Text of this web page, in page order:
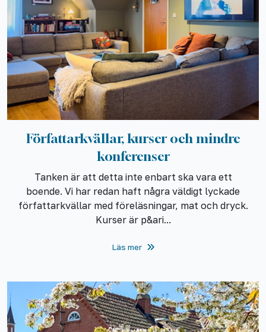
Författarkvällar, kurser och mindre
konferenser
Tanken är att detta inte enbart ska vara ett
boende. Vi har redan haft några väldigt lyckade
författarkvällar med föreläsningar, mat och dryck.
Kurser är p&ari...
Läs mer